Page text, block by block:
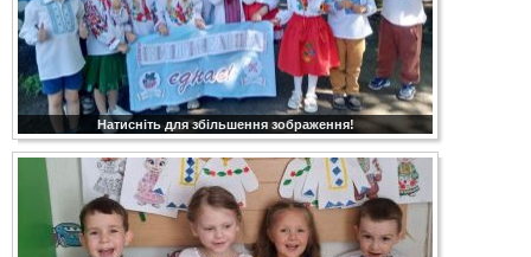
Натисніть для збільшення зображення!